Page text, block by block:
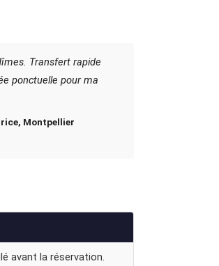
Transfert rapide
ponctuelle pour ma
Montpellier
avant la réservation.